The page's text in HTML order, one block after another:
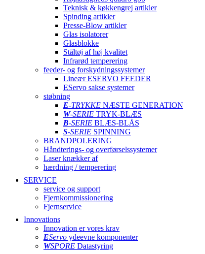
Teknisk & køkkengrej artikler
Spinding artikler
Presse-Blow artikler
Glas isolatorer
Glasblokke
Ståltøj af høj kvalitet
Infrarød temperering
feeder- og forskydningssystemer
Lineær ESERVO FEEDER
EServo sakse systemer
støbning
E-TRYKKE NÆSTE GENERATION
W-SERIE TRYK-BLÆS
B-SERIE BLÆS-BLÅS
S-SERIE SPINNING
BRANDPOLERING
Håndterings- og overførselssystemer
Laser knækker af
hærdning / temperering
SERVICE
service og support
Fjernkommissionering
Fjernservice
Innovations
Innovation er vores krav
EServo ydeevne komponenter
WSPORE Datastyring